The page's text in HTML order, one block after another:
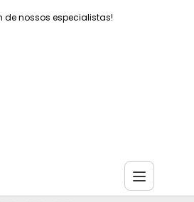
de nossos especialistas!